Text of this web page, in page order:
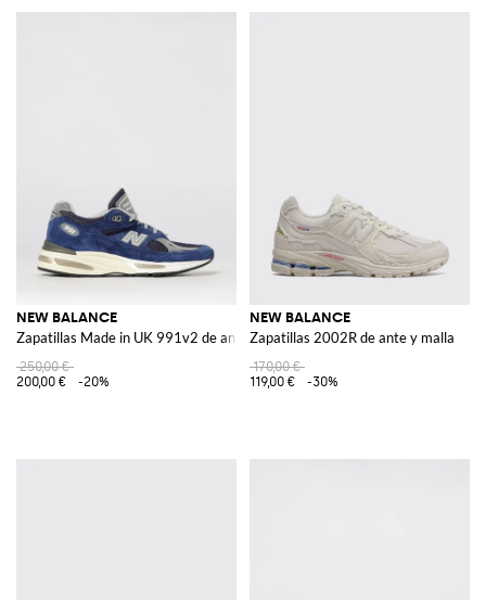
NEW BALANCE
Zapatillas Made in UK 991v2 de ante y malla
250,00 €
200,00 €
-20%
NEW BALANCE
Zapatillas 2002R de ante y malla
170,00 €
119,00 €
-30%